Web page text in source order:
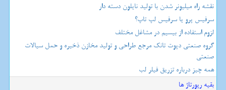
نقشه راه میلیونر شدن با تولید نایلون دسته دار
سرفیس پرو یا سرفیس لپ تاپ؟
لزوم استفاده از بیسیم در مشاغل مختلف
گروه صنعتی دپوت تانک مرجع طراحی و تولید مخازن ذخیره و حمل سیالات
صنعتی
همه چیز درباره تزریق فیلر لب
بقیه رپورتاژ ها